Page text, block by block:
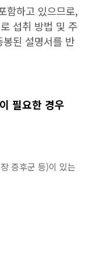
함하고 있으므로,
섭취 방법 및 주
된 설명서를 반
필요한 경우
증후군 등)이 있는